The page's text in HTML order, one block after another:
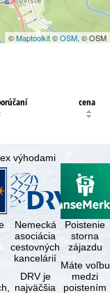
©Maptoolkit©OSM, © OSM
cena
výhodami
Nemecká
asociácia
cestovných
kancelárií
DRV je
najväčšia
Poistenie
storna
zájazdu
Máte voľbu
medzi
poistením